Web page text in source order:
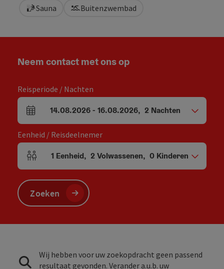
Sauna Buitenzwembad
Neem contact met ons op
Reisperiode / Nachten
Velden voor aankomst en vertrek
14.08.2026- 16.08.2026, 2 Nachten
Eenheid / Reisdeelnemer
Aantal eenheden en persoonsvelden
1 Eenheid, 2 Volwassenen, 0 Kinderen
Zoeken
Wij hebben voor uw zoekopdracht geen passend
resultaat gevonden. Verander a.u.b. uw